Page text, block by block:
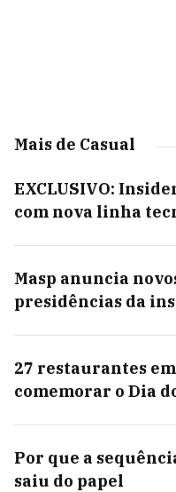
Mais de Casual
EXCLUSIVO:
com nova linha
Masp anuncia
presidências da
27 restaurantes
comemorar o Dia
Por que a
saiu do papel